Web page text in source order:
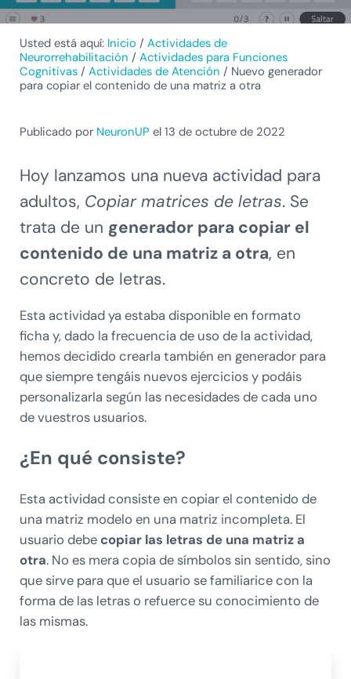
Usted está aquí: Inicio / Actividades de
Neurorrehabilitación / Actividades para Funciones
Cognitivas / Actividades de Atención / Nuevo generador
para copiar el contenido de una matriz a otra
Publicado por NeuronUP el 13 de octubre de 2022
Hoy lanzamos una nueva actividad para
adultos, Copiar matrices de letras. Se
trata de un generador para copiar el
contenido de una matriz a otra, en
concreto de letras.
Esta actividad ya estaba disponible en formato
ficha y, dado la frecuencia de uso de la actividad,
hemos decidido crearla también en generador para
que siempre tengáis nuevos ejercicios y podáis
personalizarla según las necesidades de cada uno
de vuestros usuarios.
¿En qué consiste?
Esta actividad consiste en copiar el contenido de
una matriz modelo en una matriz incompleta. El
usuario debe copiar las letras de una matriz a
otra. No es mera copia de símbolos sin sentido, sino
que sirve para que el usuario se familiarice con la
forma de las letras o refuerce su conocimiento de
las mismas.